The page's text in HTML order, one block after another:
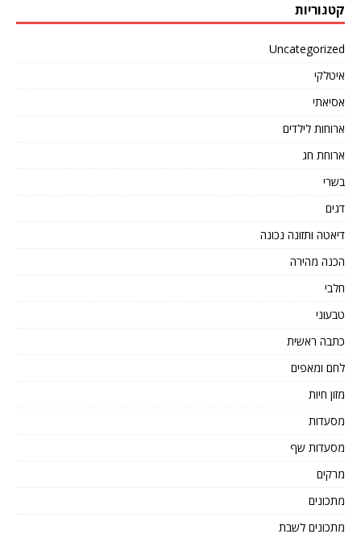
קטגוריות
Uncategorized
איטלקי
אסיאתי
ארוחות לילדים
ארוחת חג
בשרי
דגים
דיאטה ותזונה נכונה
הכנה מהירה
חלבי
טבעוני
כתבה ראשית
לחם ומאפים
מזון חיות
מסעדות
מסעדות שף
מרקים
מתכונים
מתכונים לשבת